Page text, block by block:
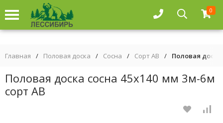
0
Главная / Половая доска / Сосна / Сорт AB / Половая
Половая доска сосна 45х140 мм 3м-6м
сорт АВ